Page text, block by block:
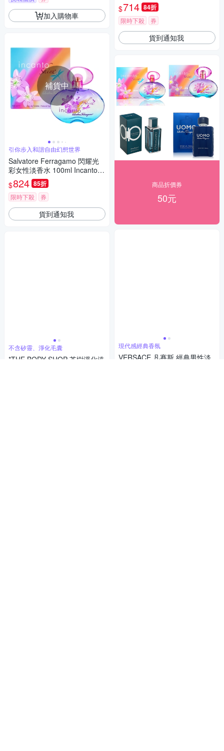
加入購物車
補貨中
引你步入和諧自由幻想世界
Salvatore Ferragamo 閃耀光
彩女性淡香水 100ml Incanto S
hine EDT
$824 85折
限時下殺 券
貨到通知我
不含矽靈、淨化毛囊
*THE BODY SHOP 茶樹淨化洗
ne EDT
$714 84折
限時下殺 券
貨到通知我
商品折價券
50元
現代感經典香氛
VERSACE 凡賽斯 經典男性淡